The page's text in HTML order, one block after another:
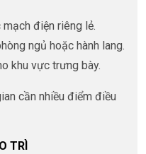
điện riêng lẻ.
ngủ hoặc hành lang.
khu vực trưng bày.
cần nhiều điểm điều
TRÌ